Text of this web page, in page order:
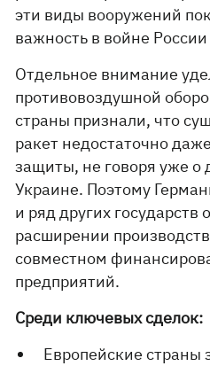
эти виды вооружений
важность в войне
Отдельное внимание
противовоздушной
страны признали, что
ракет недостаточно
защиты, не говоря уже о
Украине. Поэтому
и ряд других государств
расширении
совместном
предприятий.
Среди ключевых сделок:
Европейские страны